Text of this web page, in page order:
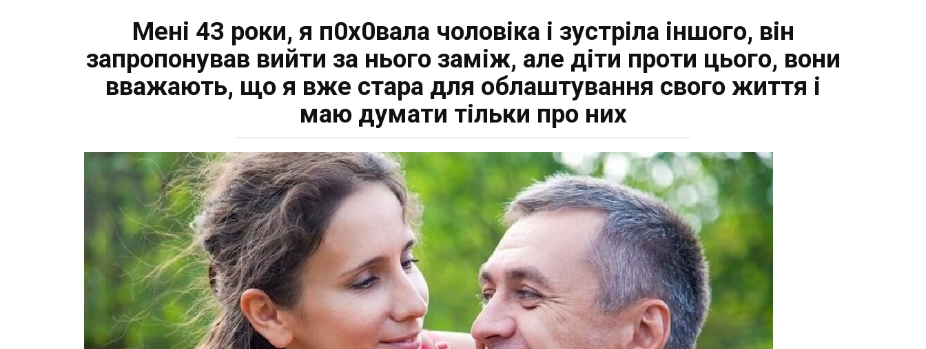
Мені 43 роки, я п0х0вала чоловіка і зустріла іншого, він
запропонував вийти за нього заміж, але діти проти цього, вони
вважають, що я вже стара для облаштування свого життя і
маю думати тільки про них